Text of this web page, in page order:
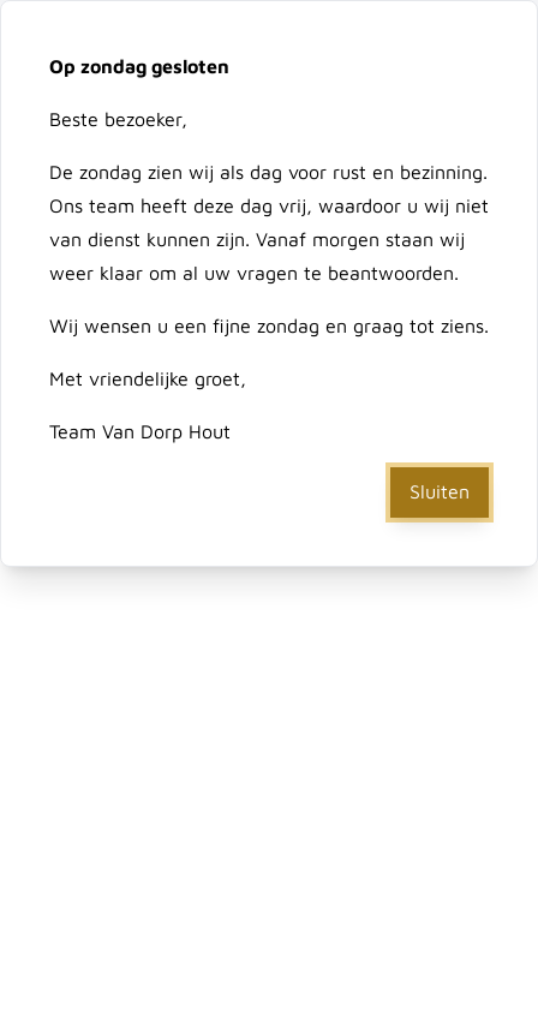
Op zondag gesloten
Beste bezoeker,
De zondag zien wij als dag voor rust en bezinning.
Ons team heeft deze dag vrij, waardoor u wij niet
van dienst kunnen zijn. Vanaf morgen staan wij
weer klaar om al uw vragen te beantwoorden.
Wij wensen u een fijne zondag en graag tot ziens.
Met vriendelijke groet,
Team Van Dorp Hout
Sluiten
Ga naar de inhoud
Doorzoek de hele winkel
Dakpanplaat antraciet: windveer 91 cm (werkend 81
Dakpanplaat antraciet:
windveer 91 cm (werkend